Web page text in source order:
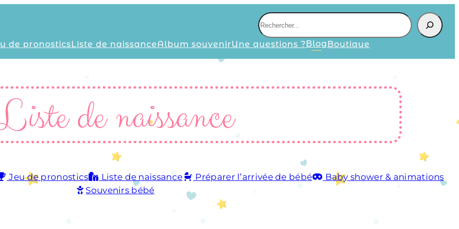
R
e
c
h
r
r
de pronosticsListe de naissanceAlbum souvenirUne questions ?BlogBoutique
de naissance
Jeu de pronostics Liste de naissance Préparer l’arrivée de bébé
Baby shower & animations
Souvenirs bébé